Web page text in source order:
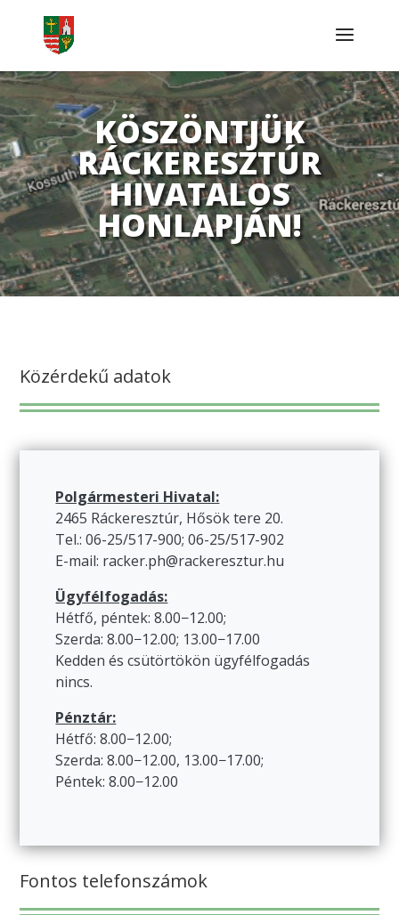
KÖSZÖNTJÜK
RÁCKERESZTÚR
HIVATALOS
HONLAPJÁN!
Közérdekű adatok
Polgármesteri Hivatal:
2465 Ráckeresztúr, Hősök tere 20.
Tel.: 06-25/517-900; 06-25/517-902
E-mail: racker.ph@rackeresztur.hu
Ügyfélfogadás:
Hétfő, péntek: 8.00−12.00;
Szerda: 8.00−12.00; 13.00−17.00
Kedden és csütörtökön ügyfélfogadás
nincs.
Pénztár:
Hétfő: 8.00−12.00;
Szerda: 8.00−12.00, 13.00−17.00;
Péntek: 8.00−12.00
Fontos telefonszámok